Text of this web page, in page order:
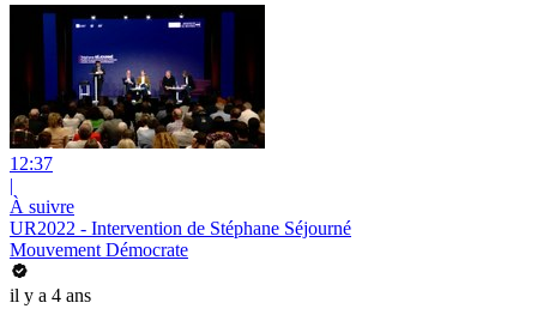
12:37
|
À suivre
UR2022 - Intervention de Stéphane Séjourné
Mouvement Démocrate
il y a 4 ans